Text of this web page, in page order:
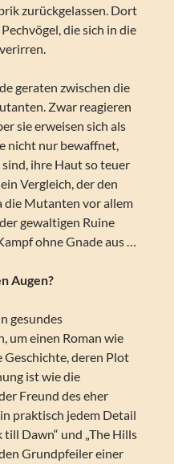
zurückgelassen. Dort
die sich in die
geraten zwischen die
Zwar reagieren
sie erweisen sich als
nicht nur bewaffnet,
ihre Haut so teuer
Vergleich, der den
die Mutanten vor allem
gewaltigen Ruine
ohne Gnade aus …
Augen?
gesundes
um einen Roman wie
Geschichte, deren Plot
ist wie die
Freund des eher
praktisch jedem Detail
Dawn“ und „The Hills
Grundpfeiler einer